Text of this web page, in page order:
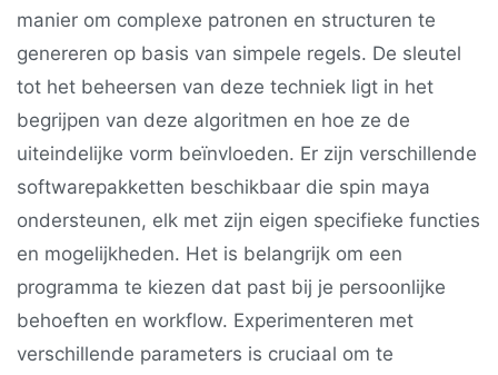
manier om complexe patronen en structuren te
genereren op basis van simpele regels. De sleutel
tot het beheersen van deze techniek ligt in het
begrijpen van deze algoritmen en hoe ze de
uiteindelijke vorm beïnvloeden. Er zijn verschillende
softwarepakketten beschikbaar die spin maya
ondersteunen, elk met zijn eigen specifieke functies
en mogelijkheden. Het is belangrijk om een
programma te kiezen dat past bij je persoonlijke
behoeften en workflow. Experimenteren met
verschillende parameters is cruciaal om te